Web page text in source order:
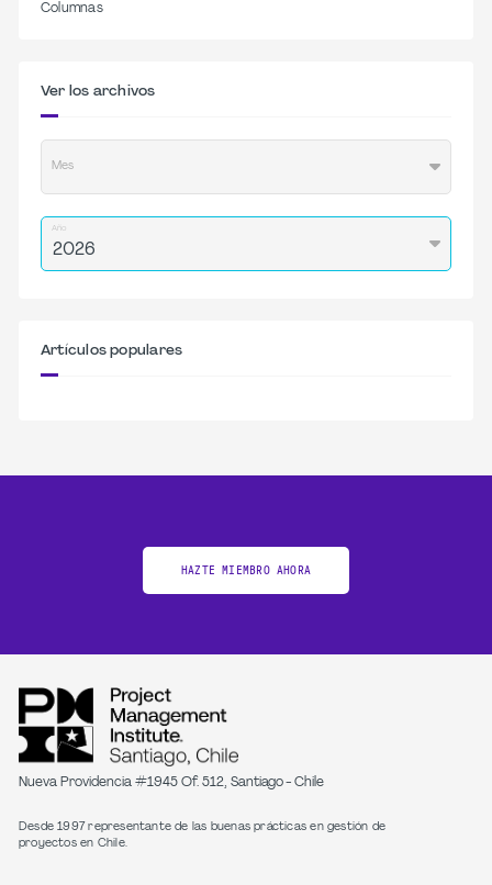
Columnas
Artículos populares
Ver los archivos
Mes
Año
HAZTE MIEMBRO AHORA
Nueva Providencia #1945 Of. 512, Santiago - Chile
Desde 1997 representante de las buenas prácticas en gestión de
proyectos en Chile.